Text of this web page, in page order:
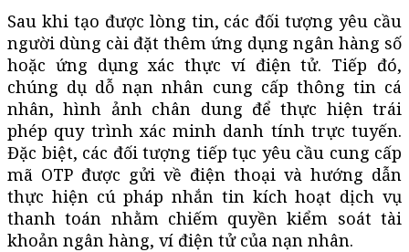
Sau khi tạo được lòng tin, các đối tượng yêu cầu
người dùng cài đặt thêm ứng dụng ngân hàng số
hoặc ứng dụng xác thực ví điện tử. Tiếp đó,
chúng dụ dỗ nạn nhân cung cấp thông tin cá
nhân, hình ảnh chân dung để thực hiện trái
phép quy trình xác minh danh tính trực tuyến.
Đặc biệt, các đối tượng tiếp tục yêu cầu cung cấp
mã OTP được gửi về điện thoại và hướng dẫn
thực hiện cú pháp nhắn tin kích hoạt dịch vụ
thanh toán nhằm chiếm quyền kiểm soát tài
khoản ngân hàng, ví điện tử của nạn nhân.